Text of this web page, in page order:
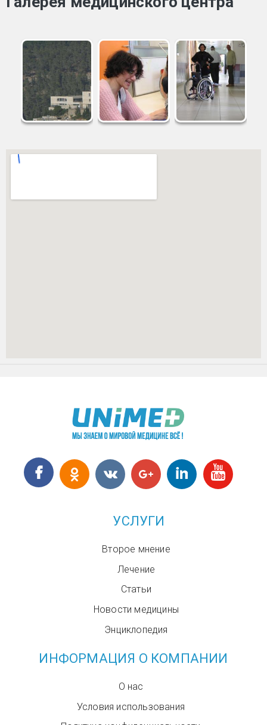
УСЛУГИ
Второе мнение
Лечение
Статьи
Новости медицины
Энциклопедия
ИНФОРМАЦИЯ О КОМПАНИИ
О нас
Условия использования